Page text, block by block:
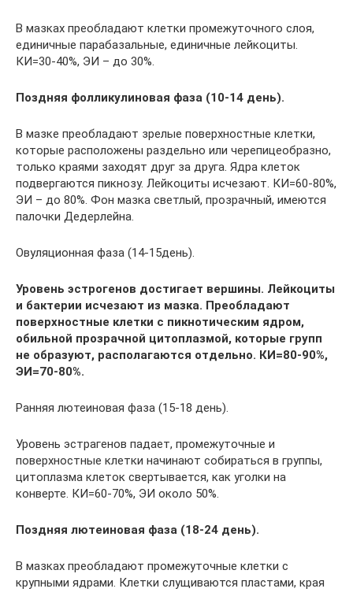
В мазках преобладают клетки промежуточного слоя,
единичные парабазальные, единичные лейкоциты.
КИ=30-40%, ЭИ – до 30%.
Поздняя фолликулиновая фаза (10-14 день).
В мазке преобладают зрелые поверхностные клетки,
которые расположены раздельно или черепицеобразно,
только краями заходят друг за друга. Ядра клеток
подвергаются пикнозу. Лейкоциты исчезают. КИ=60-80%,
ЭИ – до 80%. Фон мазка светлый, прозрачный, имеются
палочки Дедерлейна.
Овуляционная фаза (14-15день).
Уровень эстрогенов достигает вершины. Лейкоциты
и бактерии исчезают из мазка. Преобладают
поверхностные клетки с пикнотическим ядром,
обильной прозрачной цитоплазмой, которые групп
не образуют, располагаются отдельно. КИ=80-90%,
ЭИ=70-80%.
Ранняя лютеиновая фаза (15-18 день).
Уровень эстрагенов падает, промежуточные и
поверхностные клетки начинают собираться в группы,
цитоплазма клеток свертывается, как уголки на
конверте. КИ=60-70%, ЭИ около 50%.
Поздняя лютеиновая фаза (18-24 день).
В мазках преобладают промежуточные клетки с
крупными ядрами. Клетки слущиваются пластами, края